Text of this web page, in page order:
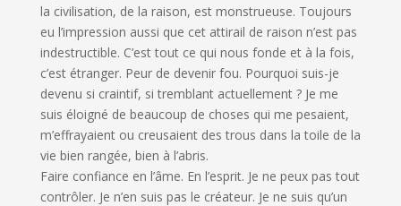
la civilisation, de la raison, est monstrueuse. Toujours
eu l’impression aussi que cet attirail de raison n’est pas
indestructible. C’est tout ce qui nous fonde et à la fois,
c’est étranger. Peur de devenir fou. Pourquoi suis-je
devenu si craintif, si tremblant actuellement ? Je me
suis éloigné de beaucoup de choses qui me pesaient,
m’effrayaient ou creusaient des trous dans la toile de la
vie bien rangée, bien à l’abris.
Faire confiance en l’âme. En l’esprit. Je ne peux pas tout
contrôler. Je n’en suis pas le créateur. Je ne suis qu’un